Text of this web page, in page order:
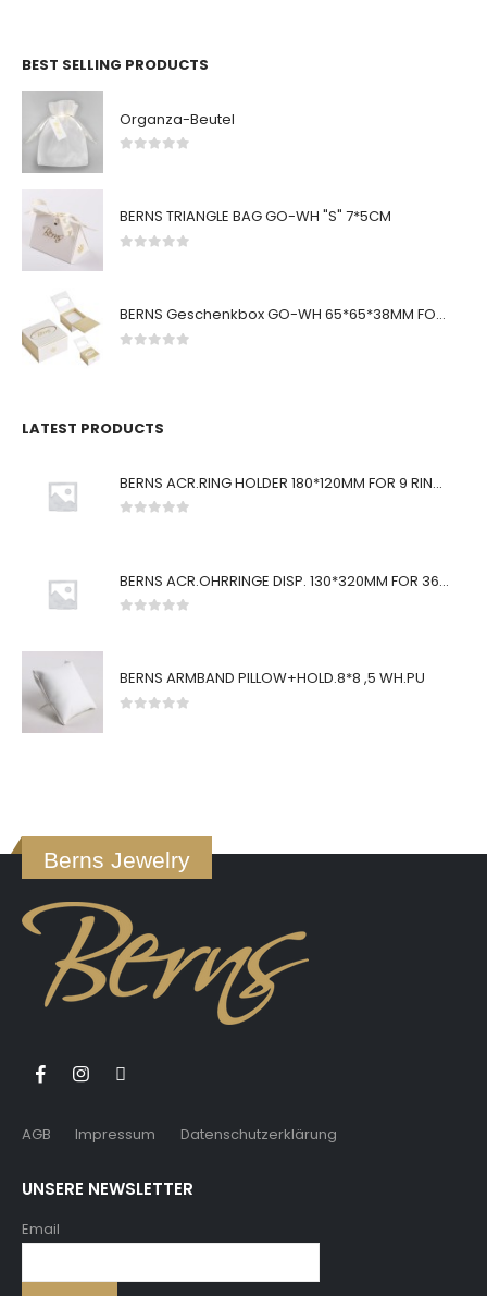
BEST SELLING PRODUCTS
Organza-Beutel
BERNS TRIANGLE BAG GO-WH "S" 7*5CM
BERNS Geschenkbox GO-WH 65*65*38MM FOR SMALL SETS
LATEST PRODUCTS
BERNS ACR.RING HOLDER 180*120MM FOR 9 RINGS
BERNS ACR.OHRRINGE DISP. 130*320MM FOR 36 PAIRS
BERNS ARMBAND PILLOW+HOLD.8*8 ,5 WH.PU
Berns Jewelry
AGB Impressum Datenschutzerklärung
UNSERE NEWSLETTER
Email